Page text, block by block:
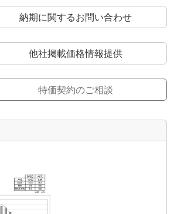
納期に関するお問い合わせ
他社掲載価格情報提供
特価契約のご相談